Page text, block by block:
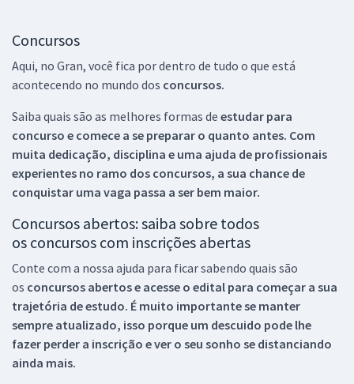
Concursos
Aqui, no Gran, você fica por dentro de tudo o que está
acontecendo no mundo dos concursos.
Saiba quais são as melhores formas de estudar para
concurso e comece a se preparar o quanto antes. Com
muita dedicação, disciplina e uma ajuda de profissionais
experientes no ramo dos concursos, a sua chance de
conquistar uma vaga passa a ser bem maior.
Concursos abertos: saiba sobre todos
os concursos com inscrições abertas
Conte com a nossa ajuda para ficar sabendo quais são
os concursos abertos e acesse o edital para começar a sua
trajetória de estudo. É muito importante se manter
sempre atualizado, isso porque um descuido pode lhe
fazer perder a inscrição e ver o seu sonho se distanciando
ainda mais.